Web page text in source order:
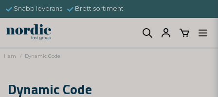
Snabb leverans Brett sortiment
Hem Dynamic Code
Dynamic Code